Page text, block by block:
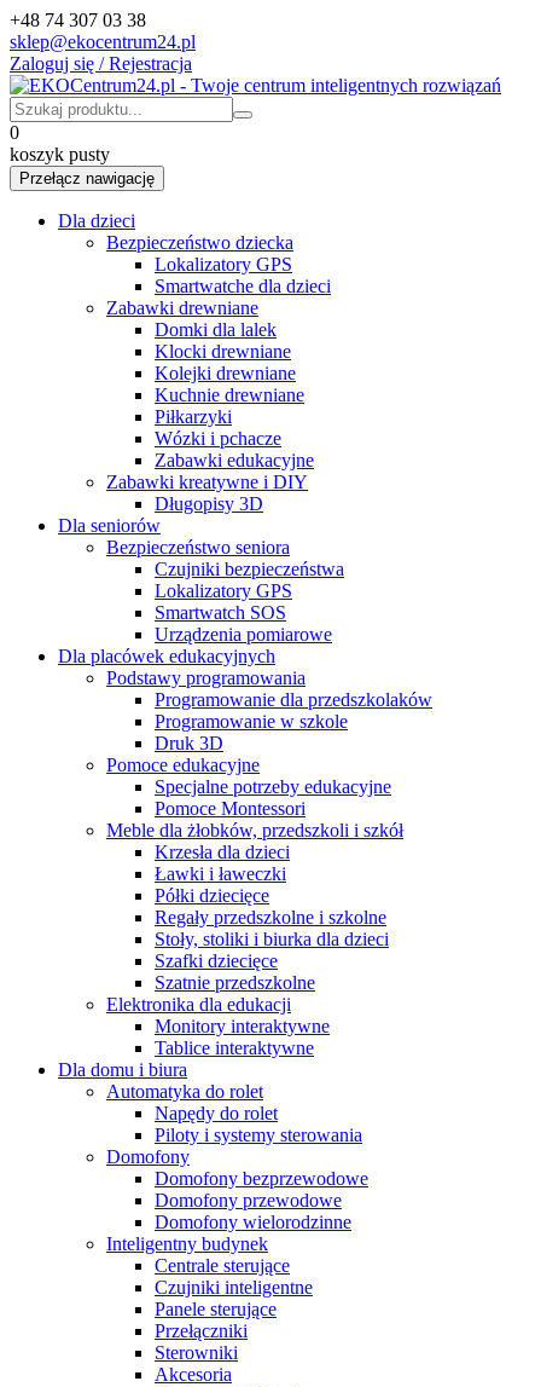
+48 74 307 03 38
sklep@ekocentrum24.pl
Zaloguj się / Rejestracja
0
koszyk pusty
Przełącz nawigację
Dla dzieci
Bezpieczeństwo dziecka
Lokalizatory GPS
Smartwatche dla dzieci
Zabawki drewniane
Domki dla lalek
Klocki drewniane
Kolejki drewniane
Kuchnie drewniane
Piłkarzyki
Wózki i pchacze
Zabawki edukacyjne
Zabawki kreatywne i DIY
Długopisy 3D
Dla seniorów
Bezpieczeństwo seniora
Czujniki bezpieczeństwa
Lokalizatory GPS
Smartwatch SOS
Urządzenia pomiarowe
Dla placówek edukacyjnych
Podstawy programowania
Programowanie dla przedszkolaków
Programowanie w szkole
Druk 3D
Pomoce edukacyjne
Specjalne potrzeby edukacyjne
Pomoce Montessori
Meble dla żłobków, przedszkoli i szkół
Krzesła dla dzieci
Ławki i ławeczki
Półki dziecięce
Regały przedszkolne i szkolne
Stoły, stoliki i biurka dla dzieci
Szafki dziecięce
Szatnie przedszkolne
Elektronika dla edukacji
Monitory interaktywne
Tablice interaktywne
Dla domu i biura
Automatyka do rolet
Napędy do rolet
Piloty i systemy sterowania
Domofony
Domofony bezprzewodowe
Domofony przewodowe
Domofony wielorodzinne
Inteligentny budynek
Centrale sterujące
Czujniki inteligentne
Panele sterujące
Przełączniki
Sterowniki
Akcesoria